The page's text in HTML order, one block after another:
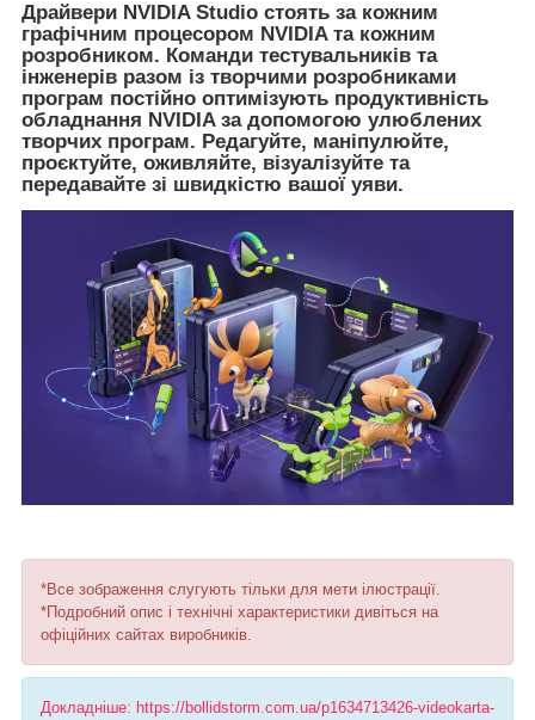
Драйвери NVIDIA Studio стоять за кожним
графічним процесором NVIDIA та кожним
розробником. Команди тестувальників та
інженерів разом із творчими розробниками
програм постійно оптимізують продуктивність
обладнання NVIDIA за допомогою улюблених
творчих програм. Редагуйте, маніпулюйте,
проєктуйте, оживляйте, візуалізуйте та
передавайте зі швидкістю вашої уяви.
*Все зображення слугують тільки для мети ілюстрації.
*Подробний опис і технічні характеристики дивіться на
офіційних сайтах виробників.
Докладніше: https://bollidstorm.com.ua/p1634713426-videokarta-